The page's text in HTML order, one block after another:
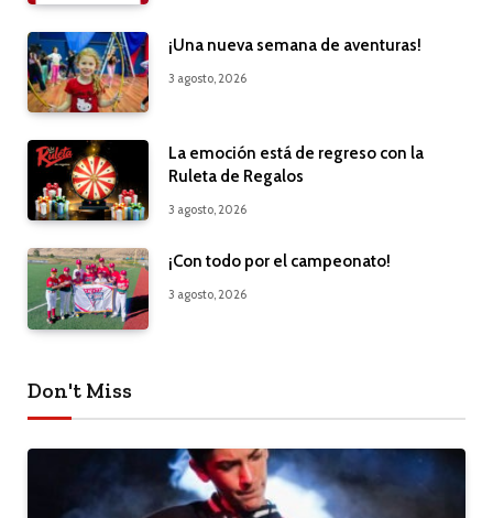
¡Una nueva semana de aventuras!
3 agosto, 2026
La emoción está de regreso con la
Ruleta de Regalos
3 agosto, 2026
¡Con todo por el campeonato!
3 agosto, 2026
Don't Miss